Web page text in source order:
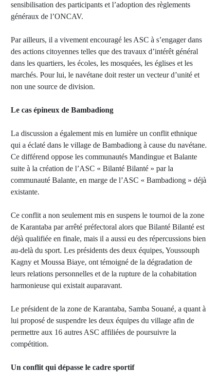
sensibilisation des participants et l’adoption des règlements
généraux de l’ONCAV.
Par ailleurs, il a vivement encouragé les ASC à s’engager dans
des actions citoyennes telles que des travaux d’intérêt général
dans les quartiers, les écoles, les mosquées, les églises et les
marchés. Pour lui, le navétane doit rester un vecteur d’unité et
non une source de division.
Le cas épineux de Bambadiong
La discussion a également mis en lumière un conflit ethnique
qui a éclaté dans le village de Bambadiong à cause du navétane.
Ce différend oppose les communautés Mandingue et Balante
suite à la création de l’ASC « Bilanté Bilanté » par la
communauté Balante, en marge de l’ASC « Bambadiong » déjà
existante.
Ce conflit a non seulement mis en suspens le tournoi de la zone
de Karantaba par arrêté préfectoral alors que Bilanté Bilanté est
déjà qualifiée en finale, mais il a aussi eu des répercussions bien
au-delà du sport. Les présidents des deux équipes, Youssouph
Kagny et Moussa Biaye, ont témoigné de la dégradation de
leurs relations personnelles et de la rupture de la cohabitation
harmonieuse qui existait auparavant.
Le président de la zone de Karantaba, Samba Souané, a quant à
lui proposé de suspendre les deux équipes du village afin de
permettre aux 16 autres ASC affiliées de poursuivre la
compétition.
Un conflit qui dépasse le cadre sportif